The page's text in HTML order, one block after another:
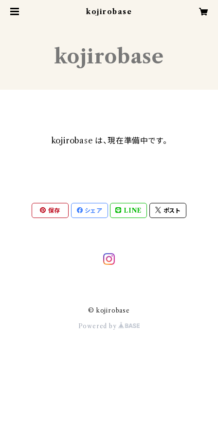
kojirobase
kojirobase
kojirobase は、現在準備中です。
保存 シェア LINE ポスト
© kojirobase
Powered by